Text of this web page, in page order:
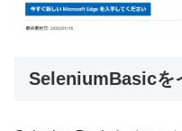
SeleniumBasicを